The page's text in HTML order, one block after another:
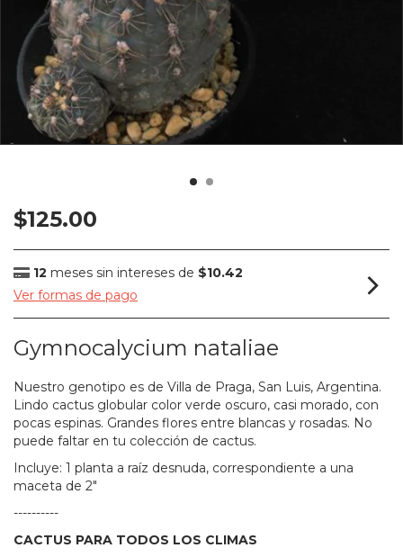
$125.00
12 meses sin intereses de $10.42
Ver formas de pago
Gymnocalycium nataliae
Nuestro genotipo es de Villa de Praga, San Luis, Argentina.
Lindo cactus globular color verde oscuro, casi morado, con
pocas espinas. Grandes flores entre blancas y rosadas. No
puede faltar en tu colección de cactus.
Incluye: 1 planta a raíz desnuda, correspondiente a una
maceta de 2"
----------
CACTUS PARA TODOS LOS CLIMAS